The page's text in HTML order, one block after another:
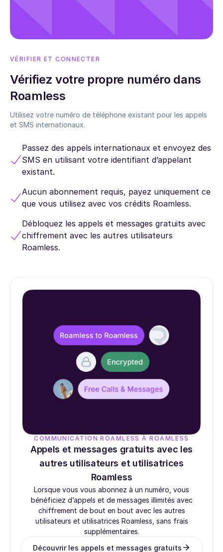
VÉRIFIER ET CONNECTER
Vérifiez votre propre numéro dans
Roamless
Utilisez votre numéro de téléphone existant pour les appels
et SMS internationaux.
Passez des appels internationaux et envoyez des
SMS en utilisant votre identifiant d’appelant
existant.
Aucun abonnement requis, payez uniquement ce
que vous utilisez avec vos crédits Roamless.
Débloquez les appels et messages gratuits avec
chiffrement avec les autres utilisateurs
Roamless.
COMMUNICATION ROAMLESS À ROAMLESS
Appels et messages gratuits avec les
autres utilisateurs et utilisatrices
Roamless
Lorsque vous vous abonnez à un numéro, vous
bénéficiez d’appels et de messages illimités avec
chiffrement de bout en bout avec les autres
utilisateurs et utilisatrices Roamless, sans frais
supplémentaires.
Découvrir les appels et messages gratuits